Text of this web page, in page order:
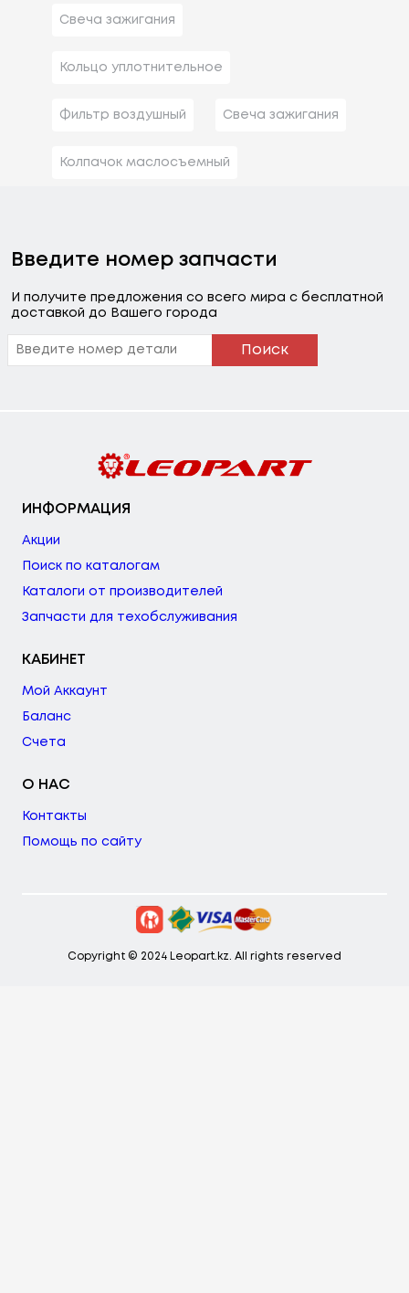
Свеча зажигания
Кольцо уплотнительное
Фильтр воздушный Свеча зажигания
Колпачок маслосъемный
Введите номер запчасти
И получите предложения со всего мира с бесплатной
доставкой до Вашего города
Поиск
ИНФОРМАЦИЯ
Акции
Поиск по каталогам
Каталоги от производителей
Запчасти для техобслуживания
КАБИНЕТ
Мой Аккаунт
Баланс
Счета
О НАС
Контакты
Помощь по сайту
Copyright © 2024 Leopart.kz. All rights reserved